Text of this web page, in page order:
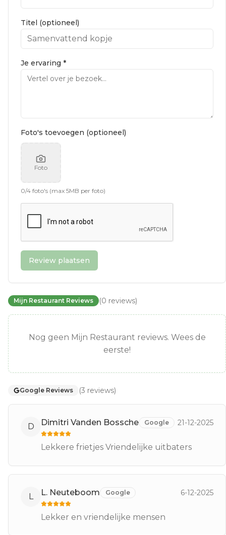
Titel (optioneel)
Je ervaring *
Foto's toevoegen (optioneel)
Foto
0/4 foto's (max 5MB per foto)
Review plaatsen
Mijn Restaurant Reviews (0 reviews)
Nog geen Mijn Restaurant reviews. Wees de
eerste!
Google Reviews (3 reviews)
D Dimitri Vanden Bossche Google 21-12-2025
Lekkere frietjes Vriendelijke uitbaters
L L. Neuteboom Google 6-12-2025
Lekker en vriendelijke mensen